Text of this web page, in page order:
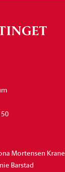
Mortensen Krane
Barstad